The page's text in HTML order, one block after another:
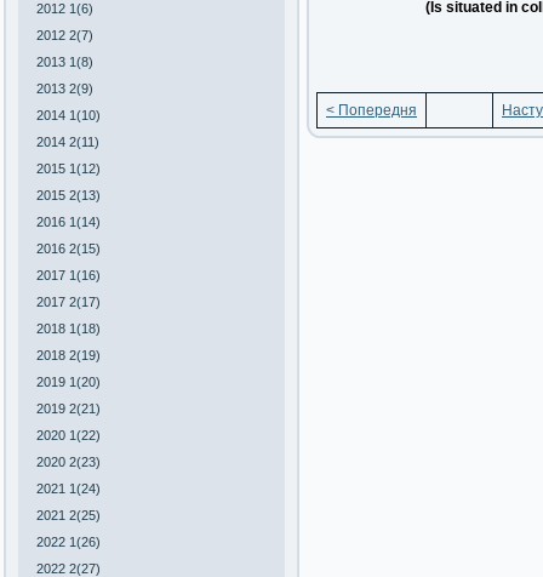
2012 1(6)
2012 2(7)
2013 1(8)
2013 2(9)
2014 1(10)
2014 2(11)
2015 1(12)
2015 2(13)
2016 1(14)
2016 2(15)
2017 1(16)
2017 2(17)
2018 1(18)
2018 2(19)
2019 1(20)
2019 2(21)
2020 1(22)
2020 2(23)
2021 1(24)
2021 2(25)
2022 1(26)
2022 2(27)
(Is situated in
< Попередня